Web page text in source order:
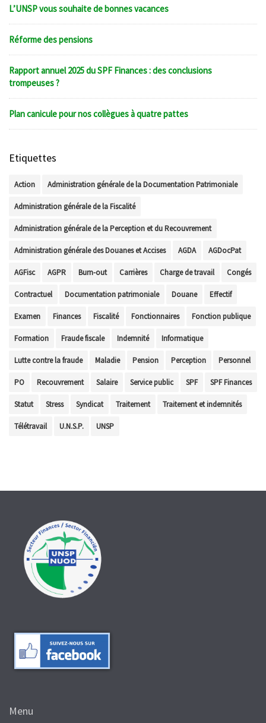
L’UNSP vous souhaite de bonnes vacances
Réforme des pensions
Rapport annuel 2025 du SPF Finances : des conclusions
trompeuses ?
Plan canicule pour nos collègues à quatre pattes
Etiquettes
Action Administration générale de la Documentation Patrimoniale
Administration générale de la Fiscalité
Administration générale de la Perception et du Recouvrement
Administration générale des Douanes et Accises AGDA AGDocPat
AGFisc AGPR Burn-out Carrières Charge de travail Congés
Contractuel Documentation patrimoniale Douane Effectif
Examen Finances Fiscalité Fonctionnaires Fonction publique
Formation Fraude fiscale Indemnité Informatique
Lutte contre la fraude Maladie Pension Perception Personnel
PO Recouvrement Salaire Service public SPF SPF Finances
Statut Stress Syndicat Traitement Traitement et indemnités
Télétravail U.N.S.P. UNSP
Menu